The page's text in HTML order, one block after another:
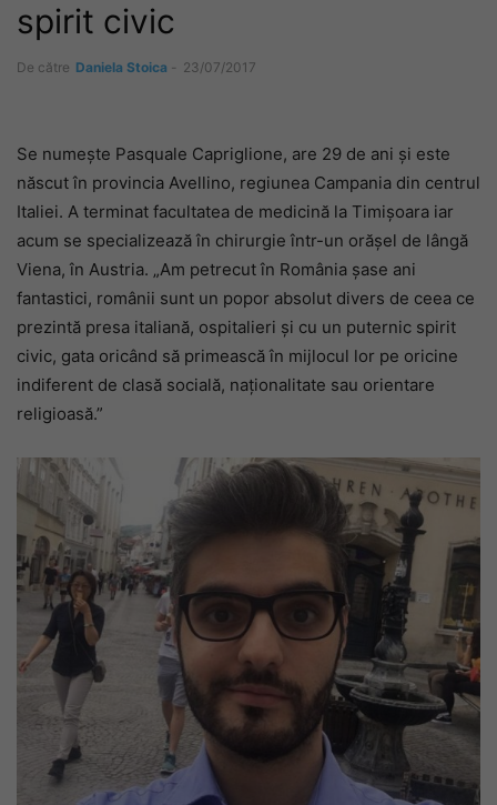
spirit civic
De către Daniela Stoica - 23/07/2017
Se numește Pasquale Capriglione, are 29 de ani și este
născut în provincia Avellino, regiunea Campania din centrul
Italiei. A terminat facultatea de medicină la Timișoara iar
acum se specializează în chirurgie într-un orășel de lângă
Viena, în Austria. „Am petrecut în România șase ani
fantastici, românii sunt un popor absolut divers de ceea ce
prezintă presa italiană, ospitalieri și cu un puternic spirit
civic, gata oricând să primească în mijlocul lor pe oricine
indiferent de clasă socială, naționalitate sau orientare
religioasă.”